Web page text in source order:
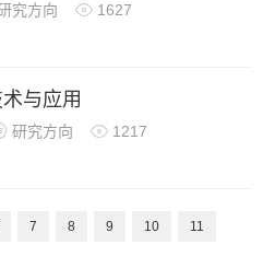
究方向  1627
与应用
研究方向  1217
7 8 9 10
11